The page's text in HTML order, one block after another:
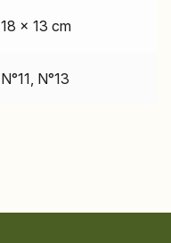
18 × 13 cm
N°11, N°13